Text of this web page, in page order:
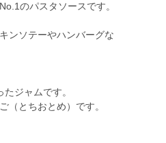
のパスタソースです。
ンソテーやハンバーグな
ジャムです。
（とちおとめ）です。